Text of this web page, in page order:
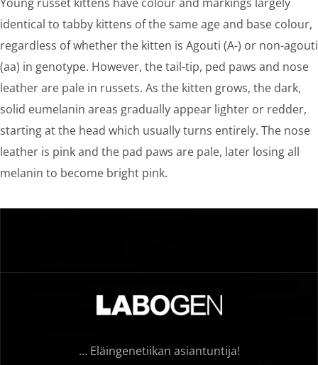
identical to tabby kittens of the same age and base colour,
regardless of whether the kitten is Agouti (A-) or non-agouti
(aa) in genotype. However, the tail-tip, ped paws and nose
leather are pale in russets. As the kitten grows, the dark,
solid eumelanin areas gradually appear lighter or redder,
starting at the head which usually turns entirely. The nose
leather is pink and the pad paws are pale, later losing all
melanin to become bright pink.
… Eläingenetiikan asiantuntija!